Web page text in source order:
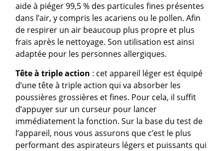
aide à piéger 99,5 % des particules fines présentes
dans l’air, y compris les acariens ou le pollen. Afin
de respirer un air beaucoup plus propre et plus
frais après le nettoyage. Son utilisation est ainsi
adaptée pour les personnes allergiques.
Tête à triple action : cet appareil léger est équipé
d’une tête à triple action qui va absorber les
poussières grossières et fines. Pour cela, il suffit
d’appuyer sur un curseur pour lancer
immédiatement la fonction. Sur la base du test de
l’appareil, nous vous assurons que c’est le plus
performant des aspirateurs légers et puissants qui